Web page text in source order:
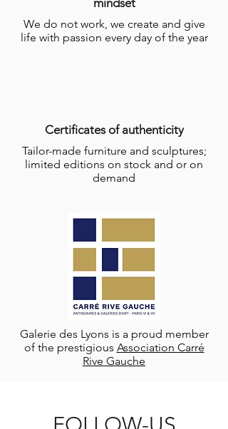
mindset
We do not work, we create and give
life with passion every day of the year
Certificates of authenticity
Tailor-made furniture and sculptures;
limited editions on stock and or on
demand
Galerie des Lyons is a proud member
of the prestigious Association Carré
Rive Gauche